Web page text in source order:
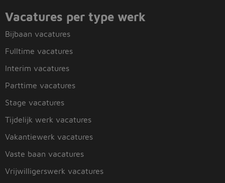
Vacatures per type werk
Bijbaan vacatures
Fulltime vacatures
Interim vacatures
Parttime vacatures
Stage vacatures
Tijdelijk werk vacatures
Vakantiewerk vacatures
Vaste baan vacatures
Vrijwilligerswerk vacatures